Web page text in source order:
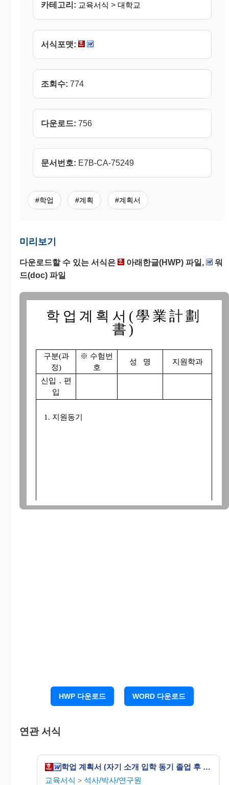
카테고리: 교육서식 > 대학교
서식포맷:
조회수: 774
다운로드: 756
문서번호: E7B-CA-75249
#학업 #계획 #계획서
미리보기
다운로드할 수 있는 서식은 아래한글(HWP) 파일,
워
드(doc) 파일
학업계획서(學業計劃
書)
구분(과
정)
※ 수험번
호
성 명 지원학과
신입 ․ 편
입
1. 지원동기
HWP 다운로드 WORD 다운로드
연관 서식
학업 계획서 (자기 소개 입학 동기 졸업 후 계획)
교육서식 > 석사/박사/연구원